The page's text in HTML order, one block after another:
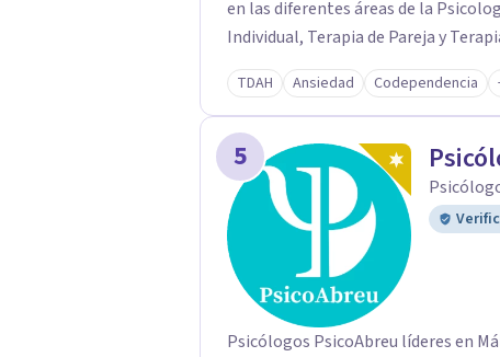
en las diferentes áreas de la
Individual, Terapia de Pareja y
Atendemos a personas de todas las
pequeños contamos con un
adolescencia. Para dificultades a
Psicología Jurídica y Forense
detalle.
TDAH Ansiedad Codependencia
5
Psicólogos PsicoAbreu líderes en